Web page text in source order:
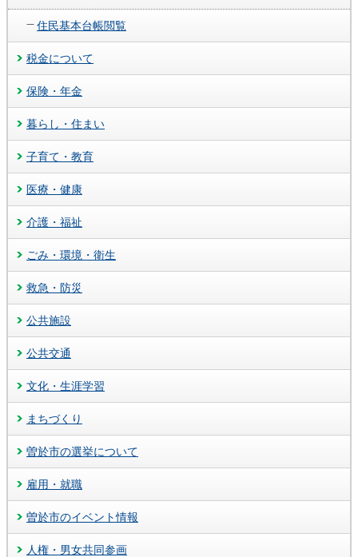
住民基本台帳閲覧
税金について
保険・年金
暮らし・住まい
子育て・教育
医療・健康
介護・福祉
ごみ・環境・衛生
救急・防災
公共施設
公共交通
文化・生涯学習
まちづくり
曽於市の選挙について
雇用・就職
曽於市のイベント情報
人権・男女共同参画